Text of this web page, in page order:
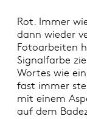
Rot. Immer
dann wieder
Fotoarbeiten
Signalfarbe
Wortes wie
fast immer
mit einem
auf dem